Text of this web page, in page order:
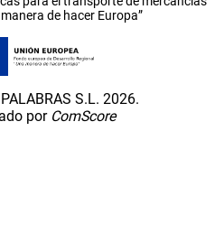
de hacer Europa”
S.L. 2026.
por ComScore